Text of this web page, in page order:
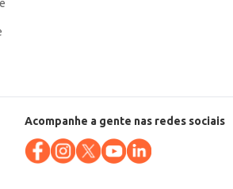
Acompanhe a gente nas redes sociais